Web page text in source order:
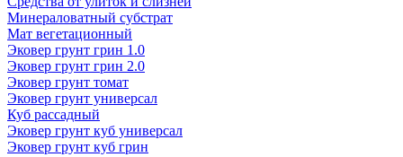
Минераловатный субстрат
Мат вегетационный
Эковер грунт грин 1.0
Эковер грунт грин 2.0
Эковер грунт томат
Эковер грунт универсал
Куб рассадный
Эковер грунт куб универсал
Эковер грунт куб грин